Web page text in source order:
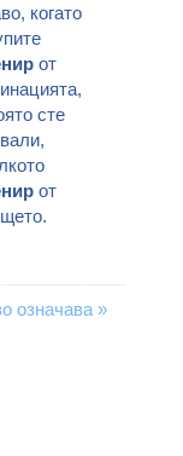
когато
от
сте
от
означава »